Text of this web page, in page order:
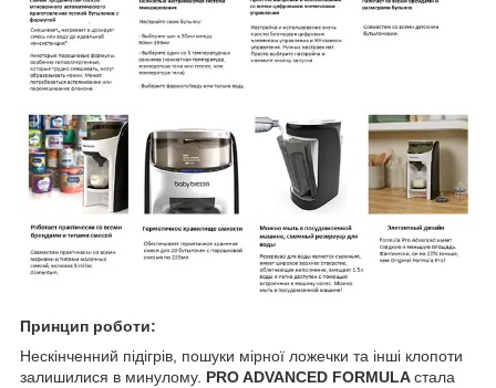
Принцип роботи:
Нескінченний підігрів, пошуки мірної ложечки та інші клопоти
залишилися в минулому. PRO ADVANCED FORMULAстала